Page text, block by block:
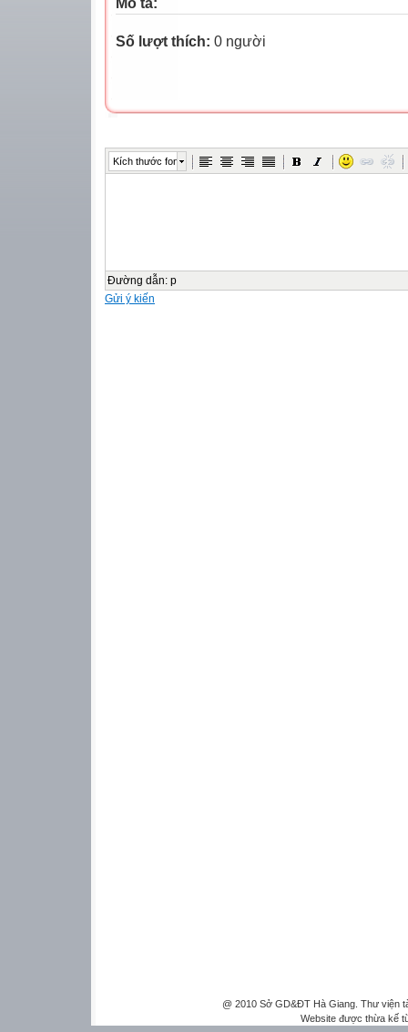
Mô tả:
Số lượt thích: 0 người
Kích thước font
Đường dẫn: p
Gửi ý kiến
@ 2010 Sở GD&ĐT Hà Giang. Thư viện
Website được thừa kế